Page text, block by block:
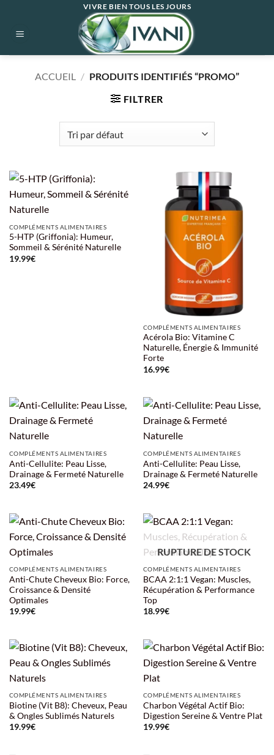
contenu
VIVRE BIEN TOUS LES JOURS
ACCUEIL / PRODUITS IDENTIFIÉS “PROMO”
FILTRER
COMPLÉMENTS ALIMENTAIRES
5-HTP (Griffonia): Humeur,
Sommeil & Sérénité Naturelle
19.99€
COMPLÉMENTS ALIMENTAIRES
Acérola Bio: Vitamine C
Naturelle, Énergie & Immunité
Forte
16.99€
COMPLÉMENTS ALIMENTAIRES
Anti-Cellulite: Peau Lisse,
Drainage & Fermeté Naturelle
23.49€
COMPLÉMENTS ALIMENTAIRES
Anti-Cellulite: Peau Lisse,
Drainage & Fermeté Naturelle
24.99€
COMPLÉMENTS ALIMENTAIRES
Anti-Chute Cheveux Bio: Force,
Croissance & Densité
Optimales
19.99€
RUPTURE DE STOCK
COMPLÉMENTS ALIMENTAIRES
BCAA 2:1:1 Vegan: Muscles,
Récupération & Performance
Top
18.99€
COMPLÉMENTS ALIMENTAIRES
Biotine (Vit B8): Cheveux, Peau
& Ongles Sublimés Naturels
19.99€
COMPLÉMENTS ALIMENTAIRES
Charbon Végétal Actif Bio:
Digestion Sereine & Ventre Plat
19.99€